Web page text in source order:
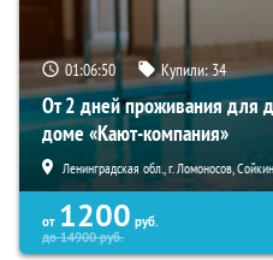
01:06:49 Купили:34
От 2 дней проживания для
доме «Кают-компания»
Ленинградская обл., г. Ломоносов,
от 1200 руб.
до14900руб.